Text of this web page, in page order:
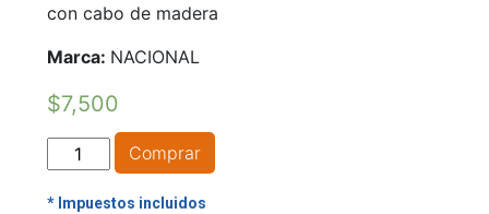
con cabo de madera
Marca: NACIONAL
$7,500
ESCOBA
CORRIENTE
EN
Comprar